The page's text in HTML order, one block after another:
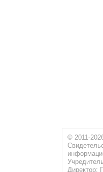
© 2011-
Директор: